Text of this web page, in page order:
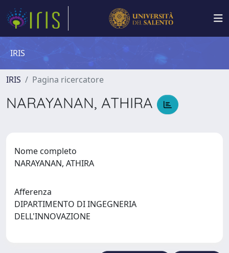
IRIS
IRIS Pagina ricercatore
NARAYANAN, ATHIRA
Nome completo
NARAYANAN, ATHIRA
Afferenza
DIPARTIMENTO DI INGEGNERIA
DELL'INNOVAZIONE